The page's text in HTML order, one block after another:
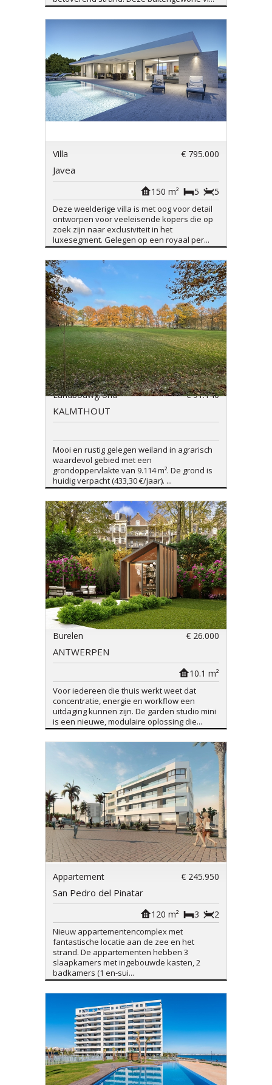
Villa € 795.000
Javea
5
5
150 m²
Deze weelderige villa is met oog voor detail
ontworpen voor veeleisende kopers die op
zoek zijn naar exclusiviteit in het
luxesegment. Gelegen op een royaal per...
Landbouwgrond € 91.140
KALMTHOUT
Mooi en rustig gelegen weiland in agrarisch
waardevol gebied met een
grondoppervlakte van 9.114 m². De grond is
huidig verpacht (433,30 €/jaar). ...
Burelen € 26.000
ANTWERPEN
10.1 m²
Voor iedereen die thuis werkt weet dat
concentratie, energie en workflow een
uitdaging kunnen zijn. De garden studio mini
is een nieuwe, modulaire oplossing die...
Appartement € 245.950
San Pedro del Pinatar
2
3
120 m²
Nieuw appartementencomplex met
fantastische locatie aan de zee en het
strand. De appartementen hebben 3
slaapkamers met ingebouwde kasten, 2
badkamers (1 en-sui...